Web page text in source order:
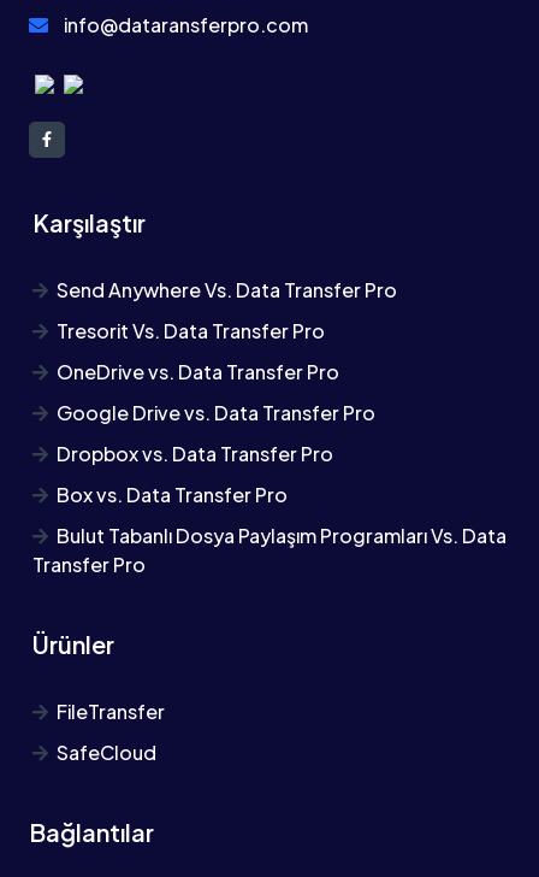
info@dataransferpro.com
Karşılaştır
Send Anywhere Vs. Data Transfer Pro
Tresorit Vs. Data Transfer Pro
OneDrive vs. Data Transfer Pro
Google Drive vs. Data Transfer Pro
Dropbox vs. Data Transfer Pro
Box vs. Data Transfer Pro
Bulut Tabanlı Dosya Paylaşım Programları Vs. Data
Transfer Pro
Ürünler
FileTransfer
SafeCloud
Bağlantılar